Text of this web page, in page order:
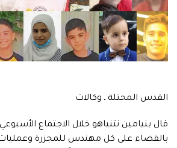
القدس المحتلة ـ وكالات
قال بنيامين نتنياهو خلال الاجتماع
بالقضاء على كل مهندس للمجزرة